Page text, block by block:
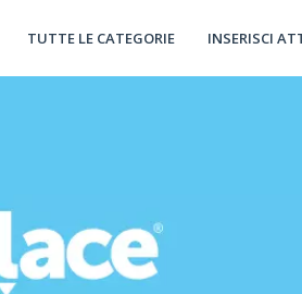
TUTTE LE CATEGORIE INSERISCI